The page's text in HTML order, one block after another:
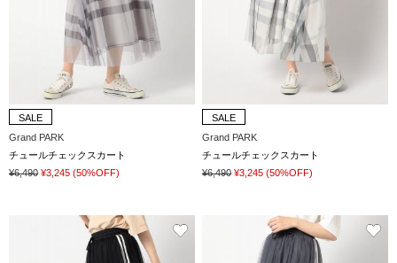
SALE
Grand PARK
チュールチェックスカート
¥6,490 ¥3,245 (50%OFF)
SALE
Grand PARK
チュールチェックスカート
¥6,490 ¥3,245 (50%OFF)